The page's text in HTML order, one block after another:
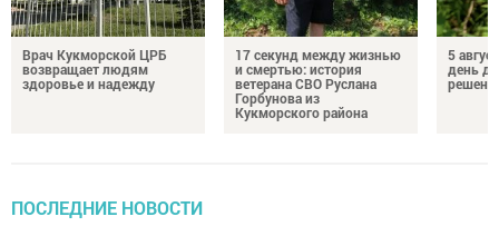
Врач Кукморской ЦРБ
возвращает людям
здоровье и надежду
17 секунд между жизнью
и смертью: история
ветерана СВО Руслана
Горбунова из
Кукморского района
5
день
ПОСЛЕДНИЕ НОВОСТИ